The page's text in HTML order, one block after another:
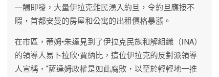
一觸即發，大量伊拉克難民湧入約旦，令約旦應接不
暇，首都安曼的房屋和公寓的出租價格暴漲。
在市區，蒂姆•朱達見到了伊拉克民族和解組織（INA）
的領導人易卜拉欣•賈納比，這位伊拉克的反對派領導
人宣稱，“薩達姆政權是如此腐敗，以至於輕輕地一推